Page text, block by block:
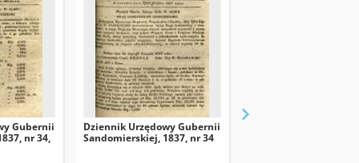
Gubernii
nr 34,
Dziennik Urzędowy Gubernii
Sandomierskiej, 1837, nr 34